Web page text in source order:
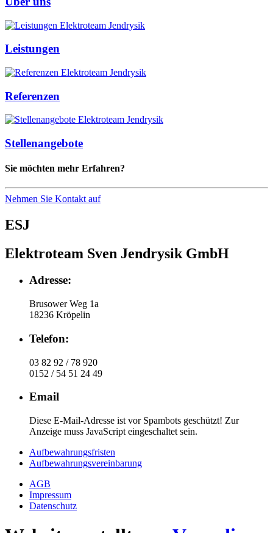
Leistungen
Referenzen
Stellenangebote
Sie möchten mehr Erfahren?
Nehmen Sie Kontakt auf
ESJ
Elektroteam Sven Jendrysik GmbH
Adresse:
Brusower Weg 1a
18236 Kröpelin
Telefon:
03 82 92 / 78 920
0152 / 54 51 24 49
Email
Diese E-Mail-Adresse ist vor Spambots geschützt! Zur
Anzeige muss JavaScript eingeschaltet sein.
Aufbewahrungsfristen
Aufbewahrungsvereinbarung
AGB
Impressum
Datenschutz